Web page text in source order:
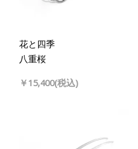
花と四季
八重桜
￥15,400(税込)